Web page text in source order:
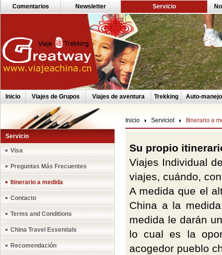
Comentarios Newsletter Servicio
Inicio Viajes de Grupos Viajes de aventura Trekking Auto-manejo
Servicio
Visa
Preguntas Más Frecuentes
Itinerario a medida
Contacto
Terms and Conditions
China Travel Essentials
Recomendación
Inicio Serviciot Itinerario a
Su propio
Viajes Individual
viajes, cuándo,
A medida que el
China a la
medida le darán
lo cual es la
acogedor pueblo